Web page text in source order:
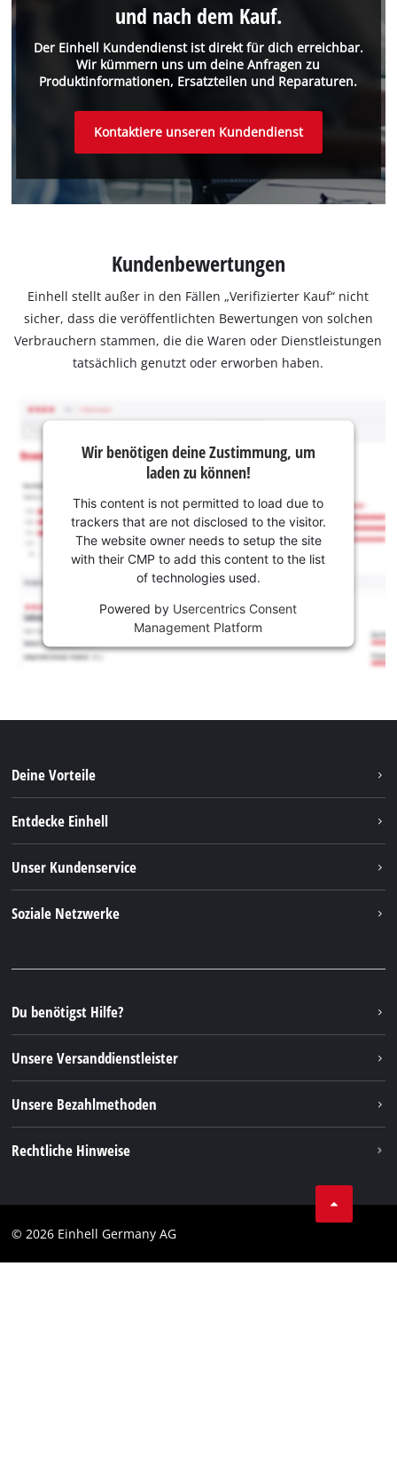
Der Einhell Kundendienst ist direkt für dich erreichbar.
Wir kümmern uns um deine Anfragen zu
Produktinformationen, Ersatzteilen und Reparaturen.
und nach dem Kauf.
Kontaktiere unseren Kundendienst
Kundenbewertungen
Einhell stellt außer in den Fällen „Verifizierter Kauf“ nicht
sicher, dass die veröffentlichten Bewertungen von solchen
Verbrauchern stammen, die die Waren oder Dienstleistungen
tatsächlich genutzt oder erworben haben.
Wir benötigen deine Zustimmung, um
laden zu können!
This content is not permitted to load due to
trackers that are not disclosed to the visitor.
The website owner needs to setup the site
with their CMP to add this content to the list
of technologies used.
Powered by Usercentrics Consent
Management Platform
Deine Vorteile
Entdecke Einhell
Nachhaltigkeit
Unser Kundenservice
FAQs
Rücksendungen / Widerruf
Verpackungsrichtlinien
Hinweise zur Batterieentsorgung
Vertrag widerrufen
Soziale Netzwerke
Instagram
TikTok
Pinterest
Linkedin
Du benötigst Hilfe?
Unsere Versanddienstleister
Unsere Bezahlmethoden
Rechtliche Hinweise
Impressum
© 2026 Einhell Germany AG